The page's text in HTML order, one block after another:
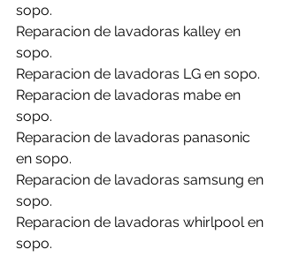
sopo.
Reparacion de lavadoras kalley en
sopo.
Reparacion de lavadoras LG en sopo.
Reparacion de lavadoras mabe en
sopo.
Reparacion de lavadoras panasonic
en sopo.
Reparacion de lavadoras samsung en
sopo.
Reparacion de lavadoras whirlpool en
sopo.